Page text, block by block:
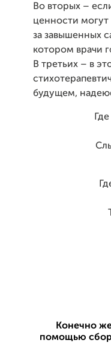
Во вторых –
ценности
за завышенных
котором врачи
В третьих – в
будущем,
Конечно
помощью